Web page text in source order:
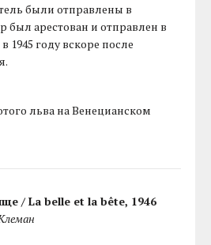
были отправлены в
был арестован и отправлен в
1945 году вскоре после
льва на Венецианском
/ La belle et la bête, 1946